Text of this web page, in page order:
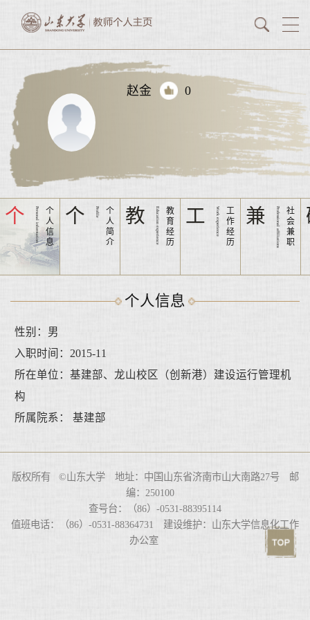
赵金 0
个 Personal information
个
人
信
息
个 Profile
个
人
简
介
教 Education experience
教
育
经
历
工 Work experience
工
作
经
历
兼 Professional affiliations
社
会
兼
职
个人信息
性别：男
入职时间：2015-11
所在单位：基建部、龙山校区（创新港）建设运行管理机
构
所属院系： 基建部
版权所有 ©山东大学 地址：中国山东省济南市山大南路27号 邮
编：250100
查号台：（86）-0531-88395114
值班电话：（86）-0531-88364731 建设维护：山东大学信息化工作
办公室